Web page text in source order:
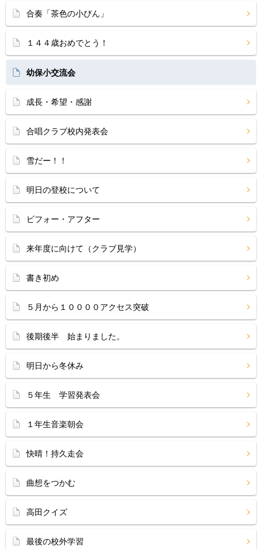
合奏「茶色の小びん」
１４４歳おめでとう！
幼保小交流会
成長・希望・感謝
合唱クラブ校内発表会
雪だー！！
明日の登校について
ビフォー・アフター
来年度に向けて（クラブ見学）
書き初め
５月から１００００アクセス突破
後期後半 始まりました。
明日から冬休み
５年生 学習発表会
１年生音楽朝会
快晴！持久走会
曲想をつかむ
高田クイズ
最後の校外学習